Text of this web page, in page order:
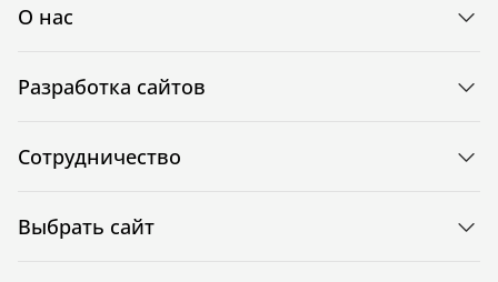
О нас
Разработка сайтов
Сотрудничество
Выбрать сайт